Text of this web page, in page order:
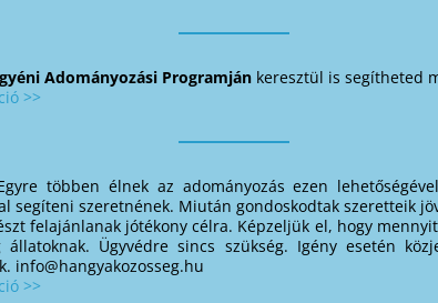
Adományozási Programján keresztül is segítheted
>>
többen élnek az adományozás ezen
segíteni szeretnének. Miután gondoskodtak szeretteik
felajánlanak jótékony célra. Képzeljük el, hogy
állatoknak. Ügyvédre sincs szükség. Igény esetén
info@hangyakozosseg.hu
>>